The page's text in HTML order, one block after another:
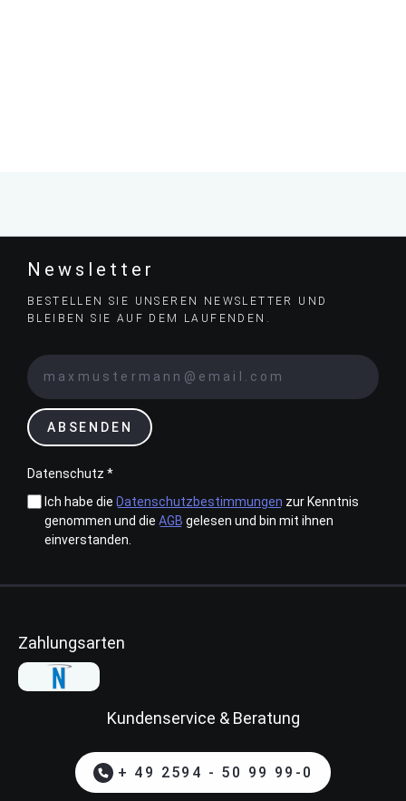
Newsletter
BESTELLEN SIE UNSEREN NEWSLETTER UND
BLEIBEN SIE AUF DEM LAUFENDEN.
ABSENDEN
Datenschutz *
Ich habe die Datenschutzbestimmungen zur Kenntnis
genommen und die AGB gelesen und bin mit ihnen
einverstanden.
Zahlungsarten
Kundenservice & Beratung
+ 49 2594 - 50 99 99-0